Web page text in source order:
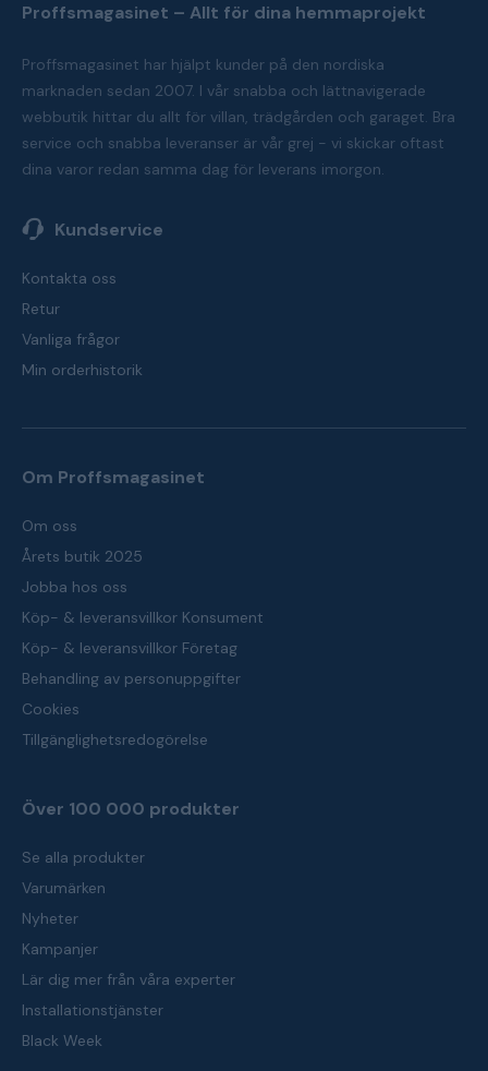
Proffsmagasinet – Allt för dina hemmaprojekt
Proffsmagasinet har hjälpt kunder på den nordiska
marknaden sedan 2007. I vår snabba och lättnavigerade
webbutik hittar du allt för villan, trädgården och garaget. Bra
service och snabba leveranser är vår grej - vi skickar oftast
dina varor redan samma dag för leverans imorgon.
Kundservice
Kontakta oss
Retur
Vanliga frågor
Min orderhistorik
Om Proffsmagasinet
Om oss
Årets butik 2025
Jobba hos oss
Köp- & leveransvillkor Konsument
Köp- & leveransvillkor Företag
Behandling av personuppgifter
Cookies
Tillgänglighetsredogörelse
Över 100 000 produkter
Se alla produkter
Varumärken
Nyheter
Kampanjer
Lär dig mer från våra experter
Installationstjänster
Black Week